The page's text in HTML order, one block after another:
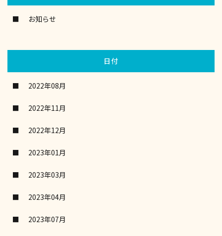
お知らせ
日付
2022年08月
2022年11月
2022年12月
2023年01月
2023年03月
2023年04月
2023年07月